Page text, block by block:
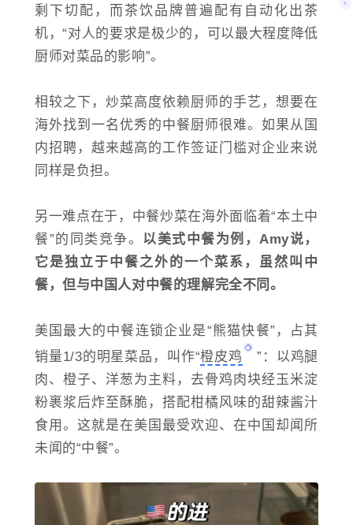
剩下切配，而茶饮品牌普遍配有自动化出茶
机，“对人的要求是极少的，可以最大程度降低
厨师对菜品的影响”。
相较之下，炒菜高度依赖厨师的手艺，想要在
海外找到一名优秀的中餐厨师很难。如果从国
内招聘，越来越高的工作签证门槛对企业来说
同样是负担。
另一难点在于，中餐炒菜在海外面临着“本土中
餐”的同类竞争。 以美式中餐为例，Amy说，
它是独立于中餐之外的一个菜系，虽然叫中
餐，但与中国人对中餐的理解完全不同。
美国最大的中餐连锁企业是“熊猫快餐”，占其
销量1/3的明星菜品，叫作“橙皮鸡
”：以鸡腿
肉、橙子、洋葱为主料，去骨鸡肉块经玉米淀
粉裹浆后炸至酥脆，搭配柑橘风味的甜辣酱汁
食用。这就是在美国最受欢迎、在中国却闻所
未闻的“中餐”。